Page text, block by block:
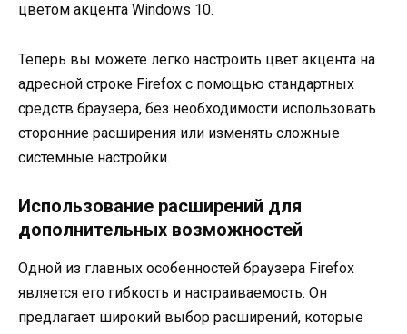
цветом акцента Windows 10.
Теперь вы можете легко настроить цвет акцента на
адресной строке Firefox с помощью стандартных
средств браузера, без необходимости использовать
сторонние расширения или изменять сложные
системные настройки.
Использование расширений для
дополнительных возможностей
Одной из главных особенностей браузера Firefox
является его гибкость и настраиваемость. Он
предлагает широкий выбор расширений, которые